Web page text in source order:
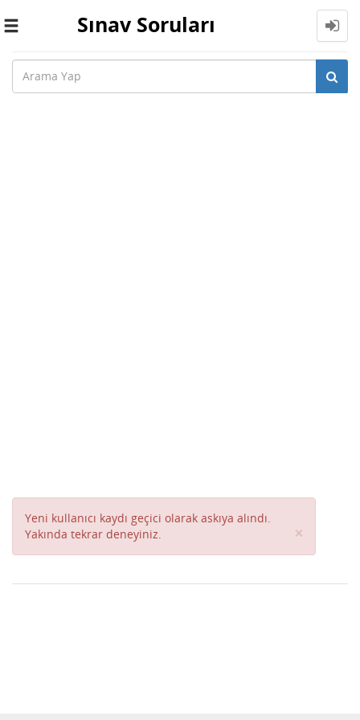
Toggle
Sınav Soruları
Yeni kullanıcı kaydı geçici olarak askıya alındı.
Yakında tekrar deneyiniz.
×